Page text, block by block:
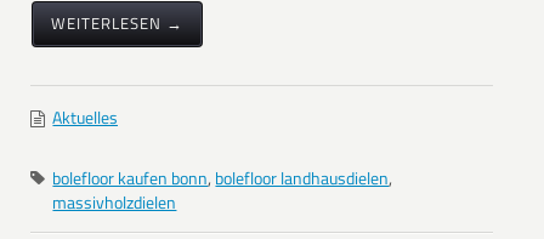
WEITERLESEN →
Aktuelles
bolefloor kaufen bonn, bolefloor landhausdielen,
massivholzdielen